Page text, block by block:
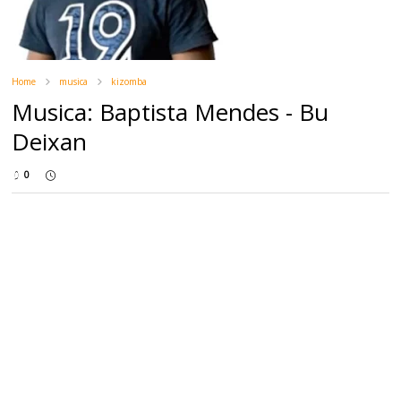
Home musica kizomba
Musica: Baptista Mendes - Bu
Deixan
0